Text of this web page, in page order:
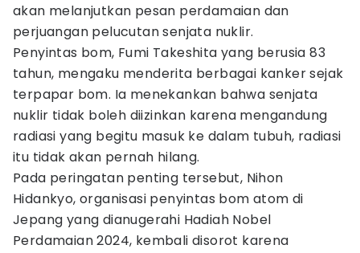
akan melanjutkan pesan perdamaian dan
perjuangan pelucutan senjata nuklir.
Penyintas bom, Fumi Takeshita yang berusia 83
tahun, mengaku menderita berbagai kanker sejak
terpapar bom. Ia menekankan bahwa senjata
nuklir tidak boleh diizinkan karena mengandung
radiasi yang begitu masuk ke dalam tubuh, radiasi
itu tidak akan pernah hilang.
Pada peringatan penting tersebut, Nihon
Hidankyo, organisasi penyintas bom atom di
Jepang yang dianugerahi Hadiah Nobel
Perdamaian 2024, kembali disorot karena